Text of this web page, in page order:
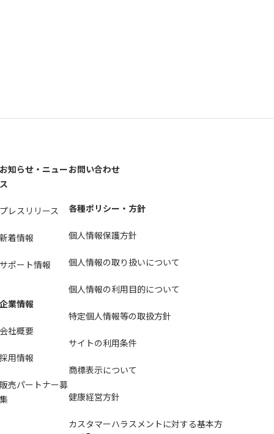
お知らせ・ニュー
ス
プレスリリース
新着情報
サポート情報
企業情報
会社概要
採用情報
販売パートナー募
集
お問い合わせ
各種ポリシー・方針
個人情報保護方針
個人情報の取り扱いについて
個人情報の利用目的について
特定個人情報等の取扱方針
サイトの利用条件
商標表示について
健康経営方針
カスタマーハラスメントに対する基本方